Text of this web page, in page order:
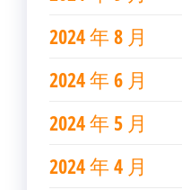
2024 年 8 月
2024 年 6 月
2024 年 5 月
2024 年 4 月